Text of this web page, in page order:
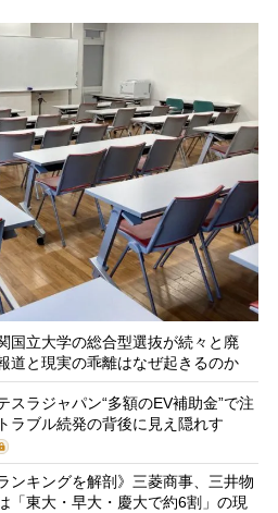
国立大学の総合型選抜が続々と廃
と現実の乖離はなぜ起きるのか
スラジャパン“多額のEV補助金”で注
ブル続発の背後に見え隠れす
ンキングを解剖》三菱商事、三井物
「東大・早大・慶大で約6割」の現